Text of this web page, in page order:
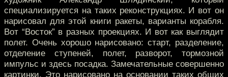
специализируется на таких реконструкциях. И вот он
нарисовал для этой книги ракеты, варианты корабля.
Вот “Восток” в разных проекциях. И вот как выглядит
полет. Очень хорошо нарисовано: старт, разделение,
отделение ступеней, полет, разворот, тормозной
импульс и здесь посадка. Замечательные совершенно
картинки. Это нарисовано на основании таких общих